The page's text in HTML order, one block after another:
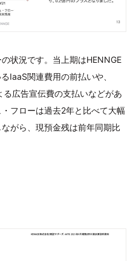
状況です。当上期はHENNGE
IaaS関連費用の前払いや、
る広告宣伝費の支払いなどがあ
フローは過去2年と比べて大幅
がら、現預金残は前年同期比